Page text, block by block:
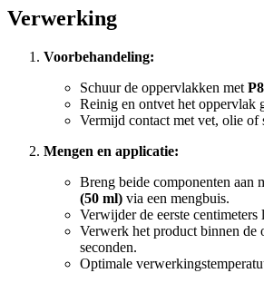
Verwerking
Voorbehandeling:
Schuur de oppervlakken met
Reinig en ontvet het oppervlak
Vermijd contact met vet, olie of
Mengen en applicatie:
Breng beide componenten aan
(50 ml) via een mengbuis.
Verwijder de eerste
Verwerk het product binnen de
seconden.
Optimale